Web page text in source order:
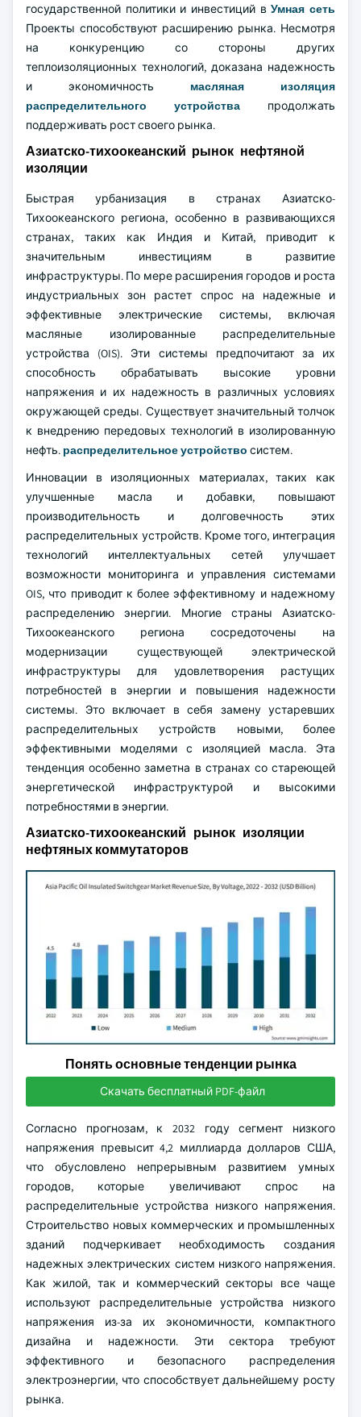
государственной политики и инвестиций вУмная сеть
Проекты способствуют расширению рынка. Несмотря
на конкуренцию со стороны других
теплоизоляционных технологий, доказана надежность
и экономичность масляная изоляция
распределительного устройства продолжать
поддерживать рост своего рынка.
Азиатско-тихоокеанский рынок нефтяной
изоляции
Быстрая урбанизация в странах Азиатско-
Тихоокеанского региона, особенно в развивающихся
странах, таких как Индия и Китай, приводит к
значительным инвестициям в развитие
инфраструктуры. По мере расширения городов и роста
индустриальных зон растет спрос на надежные и
эффективные электрические системы, включая
масляные изолированные распределительные
устройства (OIS). Эти системы предпочитают за их
способность обрабатывать высокие уровни
напряжения и их надежность в различных условиях
окружающей среды. Существует значительный толчок
к внедрению передовых технологий в изолированную
нефть. распределительное устройство систем.
Инновации в изоляционных материалах, таких как
улучшенные масла и добавки, повышают
производительность и долговечность этих
распределительных устройств. Кроме того, интеграция
технологий интеллектуальных сетей улучшает
возможности мониторинга и управления системами
OIS, что приводит к более эффективному и надежному
распределению энергии. Многие страны Азиатско-
Тихоокеанского региона сосредоточены на
модернизации существующей электрической
инфраструктуры для удовлетворения растущих
потребностей в энергии и повышения надежности
системы. Это включает в себя замену устаревших
распределительных устройств новыми, более
эффективными моделями с изоляцией масла. Эта
тенденция особенно заметна в странах со стареющей
энергетической инфраструктурой и высокими
потребностями в энергии.
Азиатско-тихоокеанский рынок изоляции
нефтяных коммутаторов
Понять основные тенденции рынка
Скачать бесплатный PDF-файл
Согласно прогнозам, к 2032 году сегмент низкого
напряжения превысит 4,2 миллиарда долларов США,
что обусловлено непрерывным развитием умных
городов, которые увеличивают спрос на
распределительные устройства низкого напряжения.
Строительство новых коммерческих и промышленных
зданий подчеркивает необходимость создания
надежных электрических систем низкого напряжения.
Как жилой, так и коммерческий секторы все чаще
используют распределительные устройства низкого
напряжения из-за их экономичности, компактного
дизайна и надежности. Эти сектора требуют
эффективного и безопасного распределения
электроэнергии, что способствует дальнейшему росту
рынка.